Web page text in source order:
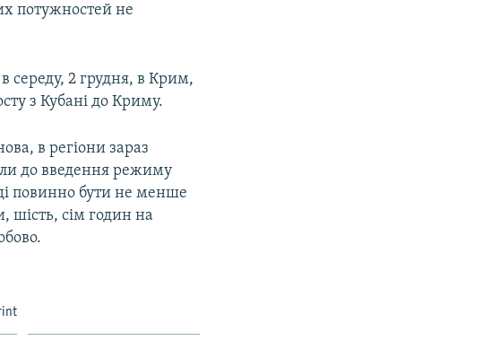
потужностей не
середу, 2 грудня, в Крим,
з Кубані до Криму.
в регіони зараз
до введення режиму
повинно бути не менше
шість, сім годин на